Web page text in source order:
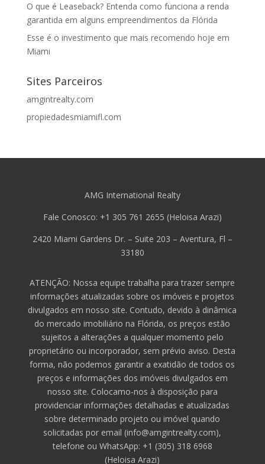
O que é Leaseback? Entenda como funciona a renda
garantida em alguns empreendimentos da Flórida
Esse é o investimento que mais recomendo hoje em
Miami
Sites Parceiros
amgintrealty.com
propiedadesmiamifl.com
AMG International Realty
Fale Conosco: +1 305 761 2655 (Heloisa Arazi)
2420 Miami Gardens Dr. – Suite 203 – Aventura, Fl –
33180
ATENÇÃO: Nossa equipe trabalha para trazer sempre
informações atualizadas sobre os imóveis e projetos
divulgados em nosso site. Contudo, devido à dinâmica
do mercado imobiliário na Flórida, os preços estão
sujeitos a alterações a qualquer momento pelo
proprietário ou incorporador, sem prévio aviso. Desta
forma, não podemos garantir a exatidão de todos os
preços e informações dos imóveis divulgados em
nosso site. Colocamo-nos à disposição para
providenciar informações detalhadas e atualizadas
sobre determinado projeto ou imóvel quando
solicitadas por email (info@amgintrealty.com),
telefone ou WhatsApp: +1 (305) 318 6968
(Heloisa Arazi)